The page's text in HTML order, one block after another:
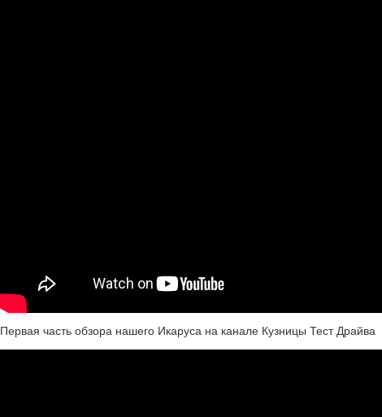
Первая часть обзора нашего Икаруса на канале Кузницы Тест Драйва